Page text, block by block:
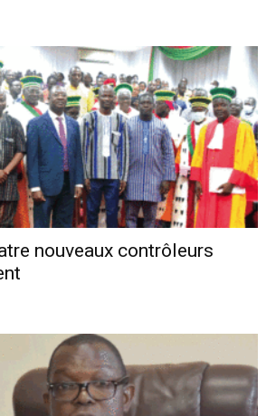
nouveaux contrôleurs